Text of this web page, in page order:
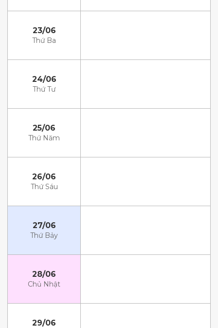
23/06
Thứ Ba
24/06
Thứ Tư
25/06
Thứ Năm
26/06
Thứ Sáu
27/06
Thứ Bảy
28/06
Chủ Nhật
29/06